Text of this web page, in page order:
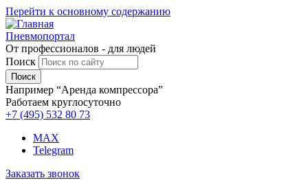
Перейти к основному содержанию
Пневмопортал
От профессионалов - для людей
Поиск
Например “Аренда компрессора”
Работаем круглосуточно
+7 (495) 532 80 73
MAX
Telegram
Заказать звонок